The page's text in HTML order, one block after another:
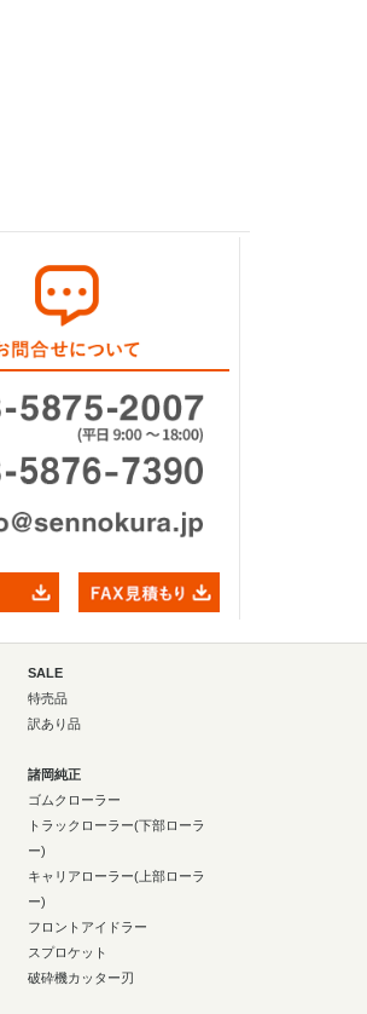
SALE
特売品
訳あり品
諸岡純正
ゴムクローラー
トラックローラー(下部ローラ
ー)
キャリアローラー(上部ローラ
ー)
フロントアイドラー
スプロケット
破砕機カッター刃